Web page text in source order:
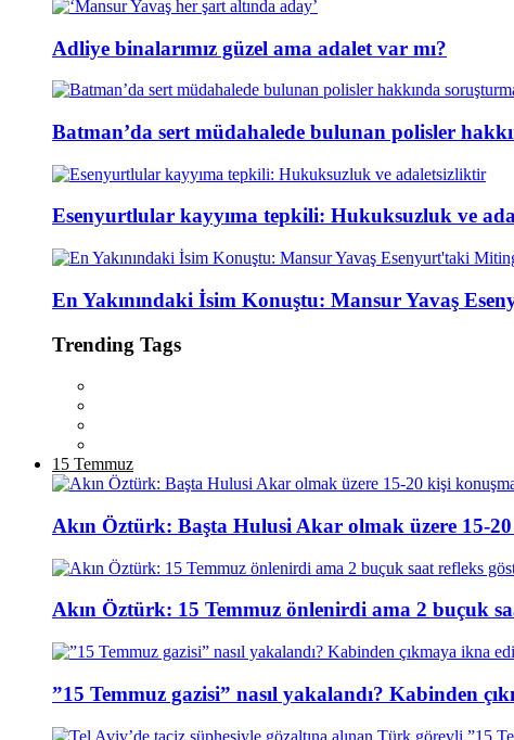
Adliye binalarımız güzel ama adalet var mı?
Batman’da sert müdahalede bulunan polisler
Esenyurtlular kayyıma tepkili: Hukuksuzluk ve
En Yakınındaki İsim Konuştu: Mansur Yavaş
Trending Tags
15 Temmuz
Akın Öztürk: Başta Hulusi Akar olmak üzere 15-20
Akın Öztürk: 15 Temmuz önlenirdi ama 2 buçuk
”15 Temmuz gazisi” nasıl yakalandı? Kabinden